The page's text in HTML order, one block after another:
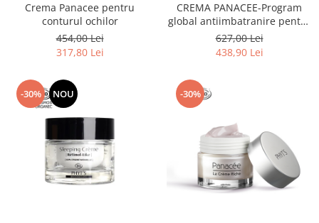
Crema Panacee pentru
conturul ochilor
454,00 Lei
317,80 Lei
CREMA PANACEE-Program
global antiimbatranire pentru
uz zilnic
627,00 Lei
438,90 Lei
-30% NOU -30%